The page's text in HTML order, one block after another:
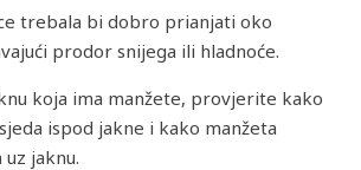
trebala bi dobro prianjati oko
prodor snijega ili hladnoće.
koja ima manžete, provjerite kako
ispod jakne i kako manžeta
jaknu.